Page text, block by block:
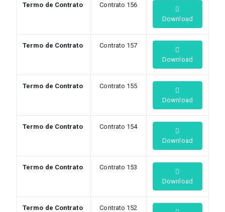
Termo de Contrato
Contrato 156
Download
Termo de Contrato
Contrato 157
Download
Termo de Contrato
Contrato 155
Download
Termo de Contrato
Contrato 154
Download
Termo de Contrato
Contrato 153
Download
Termo de Contrato
Contrato 152